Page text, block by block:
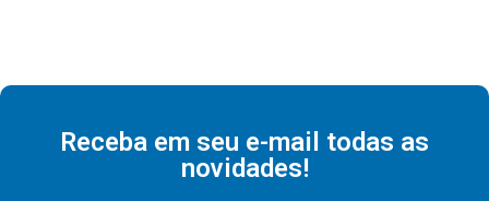
Receba em seu e-mail todas as
novidades!